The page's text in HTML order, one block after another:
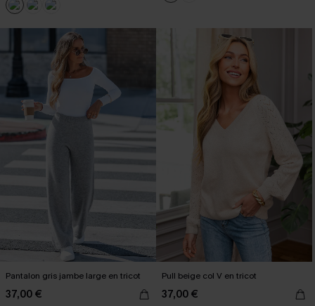
Pantalon gris jambe large en tricot
37,00 €
Pull beige col V en tricot
37,00 €